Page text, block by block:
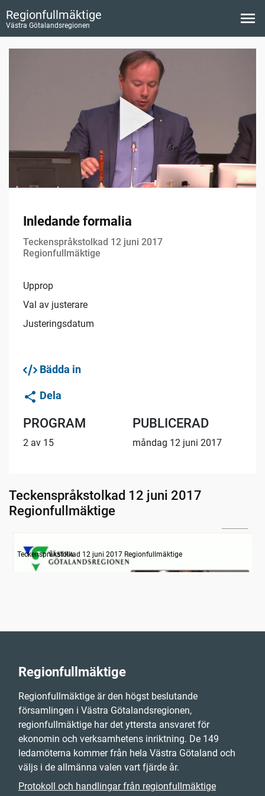
Regionfullmäktige
Västra Götalandsregionen
Inledande formalia
Teckenspråkstolkad 12 juni 2017
Regionfullmäktige
Upprop
Val av justerare
Justeringsdatum
Bädda in
Dela
PROGRAM
2 av 15
PUBLICERAD
måndag 12 juni 2017
Teckenspråkstolkad 12 juni 2017
Regionfullmäktige
Information om dagens ärenden
Teckenspråkstolkad 12 juni 2017 Regionfullmäktige
Regionfullmäktige
Regionfullmäktige är den högst beslutande
församlingen i Västra Götalandsregionen,
regionfullmäktige har det yttersta ansvaret för
ekonomin och verksamhetens inriktning. De 149
ledamöterna kommer från hela Västra Götaland och
väljs i de allmänna valen vart fjärde år.
Protokoll och handlingar från regionfullmäktige